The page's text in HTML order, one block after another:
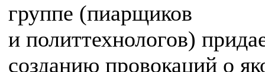
группе (пиарщиков
и политтехнологов)
созданию провокаций о